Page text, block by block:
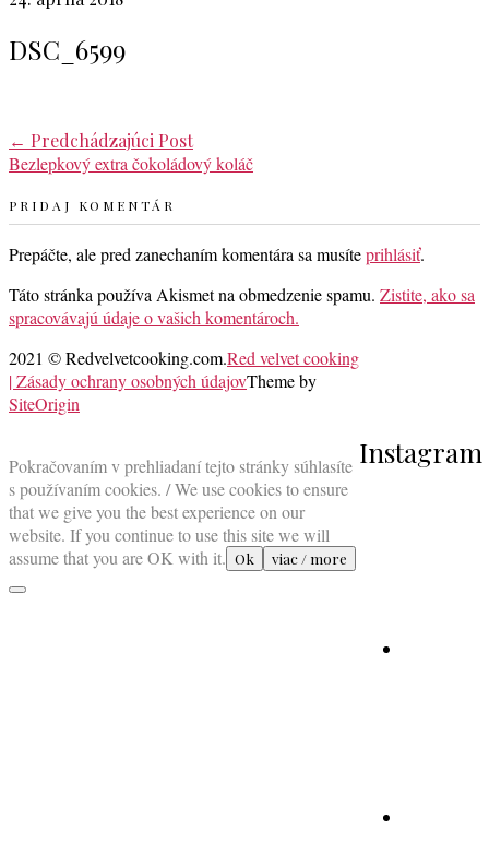
DSC_6599
Post
navigation
← Predchádzajúci Post
Bezlepkový extra čokoládový koláč
PRIDAJ KOMENTÁR
Prepáčte, ale pred zanechaním komentára sa musíteprihlásiť.
Táto stránka používa Akismet na obmedzenie spamu. Zistite, ako sa
spracovávajú údaje o vašich komentároch.
Instagram
2021 © Redvelvetcooking.com.Red velvet cooking
| Zásady ochrany osobných údajovTheme by
SiteOrigin
top
Pokračovaním v prehliadaní tejto stránky súhlasíte
s používaním cookies. / We use cookies to ensure
that we give you the best experience on our
website. If you continue to use this site we will
assume that you are OK with it. Ok viac / more